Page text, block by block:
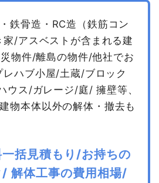
鉄骨造・RC造（鉄筋コン
/アスベストが含まれる建
物件/離島の物件/他社でお
ハブ小屋/土蔵/ブロック
ウス/ガレージ/庭/ 擁壁等、
物本体以外の解体・撤去も
括見積もり/お持ちの
/ 解体工事の費用相場/